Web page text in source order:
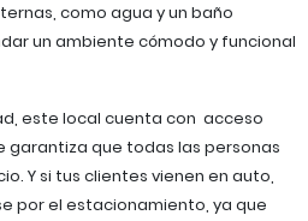
como agua y un baño
un ambiente cómodo y funcional
este local cuenta con acceso
garantiza que todas las personas
Y si tus clientes vienen en auto,
por el estacionamiento, ya que